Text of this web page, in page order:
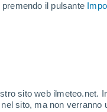
il pulsante
sito web ilmeteo.net.
sito, ma non verranno